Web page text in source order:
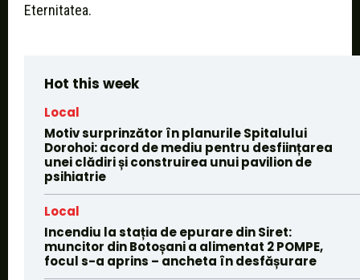
Eternitatea.
Hot this week
Local
Motiv surprinzător în planurile Spitalului
Dorohoi: acord de mediu pentru desființarea
unei clădiri și construirea unui pavilion de
psihiatrie
Local
Incendiu la stația de epurare din Siret:
muncitor din Botoșani a alimentat 2 POMPE,
focul s-a aprins – ancheta în desfășurare